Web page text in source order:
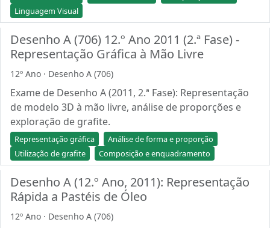
Linguagem Visual
Desenho A (706) 12.º Ano 2011 (2.ª Fase) -
Representação Gráfica à Mão Livre
12º Ano · Desenho A (706)
Exame de Desenho A (2011, 2.ª Fase): Representação
de modelo 3D à mão livre, análise de proporções e
exploração de grafite.
Representação gráfica
Análise de forma e proporção
Utilização de grafite
Composição e enquadramento
Desenho A (12.º Ano, 2011): Representação
Rápida a Pastéis de Óleo
12º Ano · Desenho A (706)